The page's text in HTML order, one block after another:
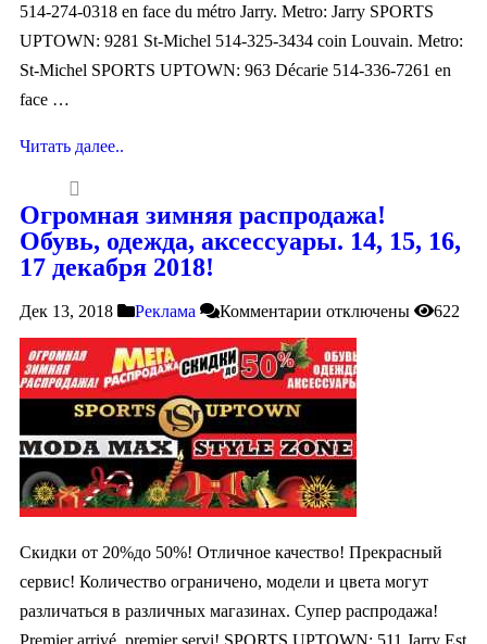
514-274-0318 en face du métro Jarry. Metro: Jarry SPORTS
UPTOWN: 9281 St-Michel 514-325-3434 coin Louvain. Metro:
St-Michel SPORTS UPTOWN: 963 Décarie 514-336-7261 en
face …
Читать далее..
Огромная зимняя распродажа!
Обувь, одежда, аксессуары. 14, 15, 16,
17 декабря 2018!
Дек 13, 2018 Реклама Комментарии отключены 622
Скидки от 20%до 50%! Отличное качество! Прекрасный
сервис! Количество ограничено, модели и цвета могут
различаться в различных магазинах. Супер распродажа!